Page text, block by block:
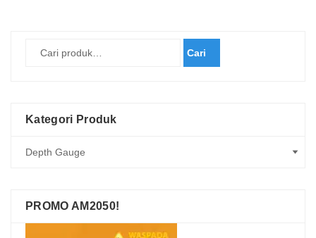
Cari
Kategori Produk
PROMO AM2050!